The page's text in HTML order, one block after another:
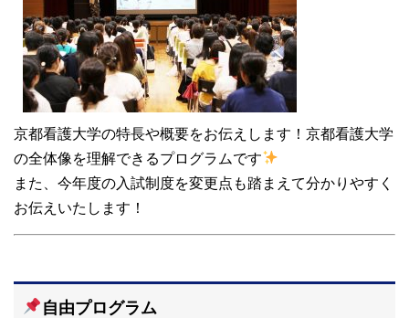
京都看護大学の特長や概要をお伝えします！京都看護大学
の全体像を理解できるプログラムです
また、今年度の入試制度を変更点も踏まえて分かりやすく
お伝えいたします！
自由プログラム